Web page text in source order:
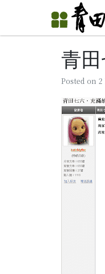
青
Posted on 2